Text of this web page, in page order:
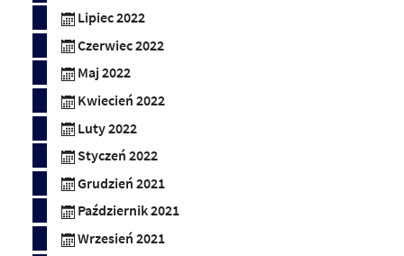
Lipiec 2022
Czerwiec 2022
Maj 2022
Kwiecień 2022
Luty 2022
Styczeń 2022
Grudzień 2021
Październik 2021
Wrzesień 2021